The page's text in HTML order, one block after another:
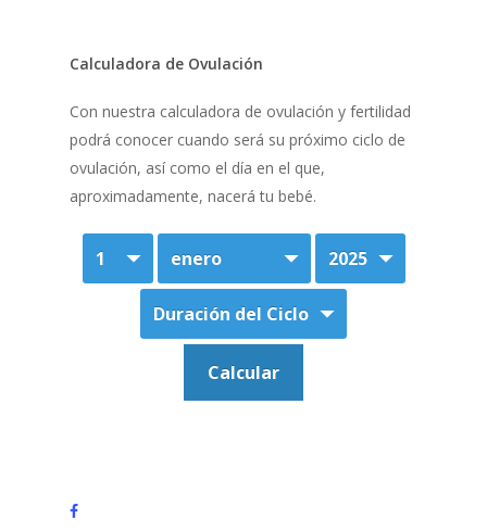
Calculadora de Ovulación
Con nuestra calculadora de ovulación y fertilidad
podrá conocer cuando será su próximo ciclo de
ovulación, así como el día en el que,
aproximadamente, nacerá tu bebé.
facebook